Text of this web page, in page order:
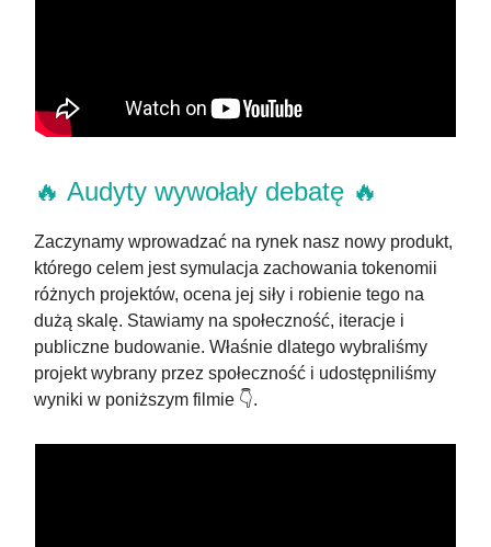
🔥 Audyty wywołały debatę 🔥
Zaczynamy wprowadzać na rynek nasz nowy produkt,
którego celem jest symulacja zachowania tokenomii
różnych projektów, ocena jej siły i robienie tego na
dużą skalę. Stawiamy na społeczność, iteracje i
publiczne budowanie. Właśnie dlatego wybraliśmy
projekt wybrany przez społeczność i udostępniliśmy
wyniki w poniższym filmie 👇️.